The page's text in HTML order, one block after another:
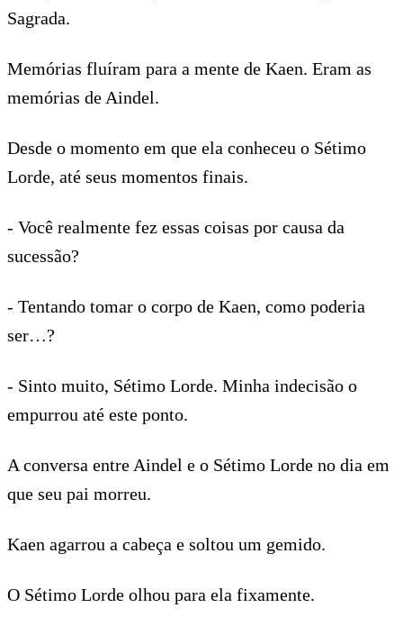
Sagrada.
Memórias fluíram para a mente de Kaen. Eram as
memórias de Aindel.
Desde o momento em que ela conheceu o Sétimo
Lorde, até seus momentos finais.
- Você realmente fez essas coisas por causa da
sucessão?
- Tentando tomar o corpo de Kaen, como poderia
ser…?
- Sinto muito, Sétimo Lorde. Minha indecisão o
empurrou até este ponto.
A conversa entre Aindel e o Sétimo Lorde no dia em
que seu pai morreu.
Kaen agarrou a cabeça e soltou um gemido.
O Sétimo Lorde olhou para ela fixamente.